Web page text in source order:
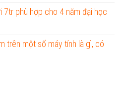
phù hợp cho 4 năm đại học
trên một số máy tính là gì, có